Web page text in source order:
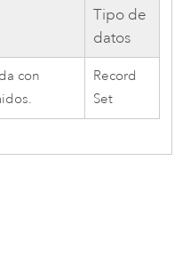
Tipo de
datos
con
Record
Set